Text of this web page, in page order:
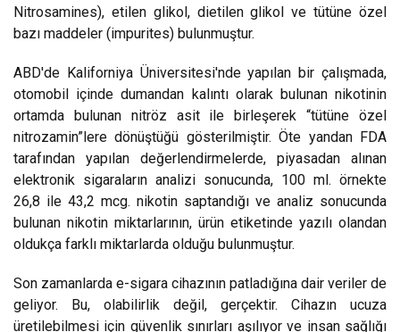
Nitrosamines), etilen glikol, dietilen glikol ve tütüne özel
bazı maddeler (impurites) bulunmuştur.
ABD'de Kaliforniya Üniversitesi'nde yapılan bir çalışmada,
otomobil içinde dumandan kalıntı olarak bulunan nikotinin
ortamda bulunan nitröz asit ile birleşerek “tütüne özel
nitrozamin”lere dönüştüğü gösterilmiştir. Öte yandan FDA
tarafından yapılan değerlendirmelerde, piyasadan alınan
elektronik sigaraların analizi sonucunda, 100 ml. örnekte
26,8 ile 43,2 mcg. nikotin saptandığı ve analiz sonucunda
bulunan nikotin miktarlarının, ürün etiketinde yazılı olandan
oldukça farklı miktarlarda olduğu bulunmuştur.
Son zamanlarda e-sigara cihazının patladığına dair veriler de
geliyor. Bu, olabilirlik değil, gerçektir. Cihazın ucuza
üretilebilmesi için güvenlik sınırları aşılıyor ve insan sağlığı